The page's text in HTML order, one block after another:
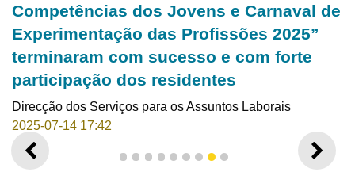
Competências dos Jovens e Carnaval de
Experimentação das Profissões 2025”
terminaram com sucesso e com forte
participação dos residentes
Direcção dos Serviços para os Assuntos Laborais
2025-07-14 17:42
ANTERIOR 1 2 3 4 5 6 7 8 9